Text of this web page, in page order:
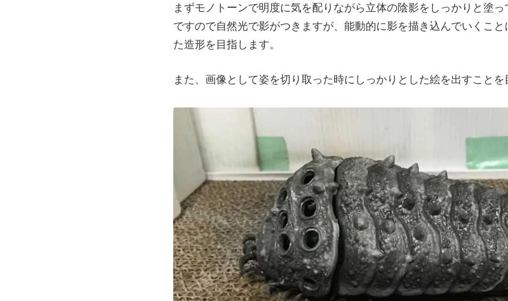
まずモノトーンで明度に気を配りながら立体の陰影をしっかりと塗
ですので自然光で影がつきますが、能動的に影を描き込んでいくこ
た造形を目指します。
また、画像として姿を切り取った時にしっかりとした絵を出すことを